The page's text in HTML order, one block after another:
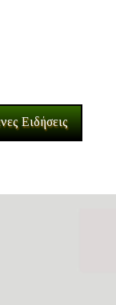
Ειδήσεις